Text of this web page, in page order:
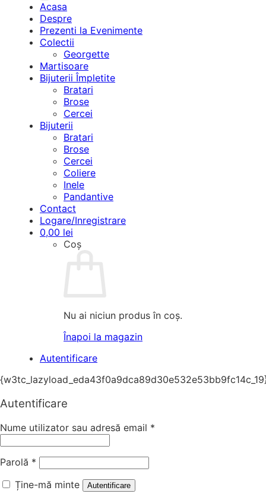
Acasa
Despre
Prezenti la Evenimente
Colectii
Georgette
Martisoare
Bijuterii Împletite
Bratari
Brose
Cercei
Bijuterii
Bratari
Brose
Cercei
Coliere
Inele
Pandantive
Contact
Logare/Inregistrare
0,00 lei
Coș
Nu ai niciun produs în coș.
Înapoi la magazin
Autentificare
Autentificare
Nume utilizator sau adresă email *
Parolă *
Ține-mă minte
Autentificare